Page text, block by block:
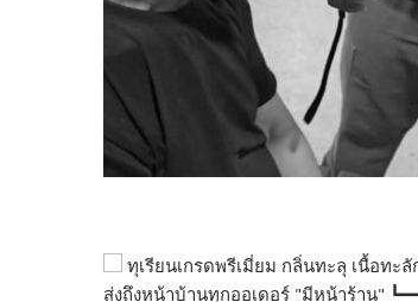
ทุเรียนเกรดพรีเมี่ยม กลิ่นทะลุ เนื้อท
ส่งถึงหน้าบ้านทุกออเดอร์ "มีหน้าร้าน"